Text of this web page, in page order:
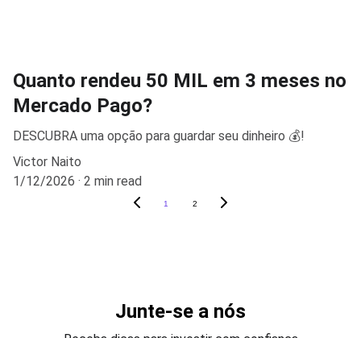
Quanto rendeu 50 MIL em 3 meses no
Mercado Pago?
DESCUBRA uma opção para guardar seu dinheiro 💰!
Victor Naito
1/12/2026
2 min read
1 2
Junte-se a nós